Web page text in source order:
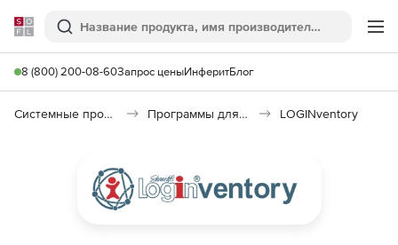
Softline
Поиск
8 (800) 200-08-60Запрос ценыИнферитБлог
Системные программы Программы для настройки системы LOGINventory